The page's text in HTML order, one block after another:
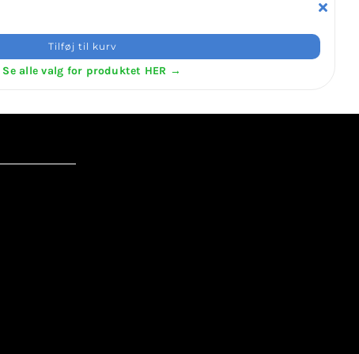
Tilføj til kurv
Se alle valg for produktet HER →